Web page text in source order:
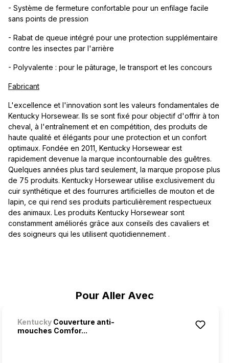
Pour Aller Avec
Kentucky Couverture anti-
mouches Comfor...
- Système de fermeture confortable pour un enfilage facile
sans points de pression
- Rabat de queue intégré pour une protection supplémentaire
contre les insectes par l'arrière
- Polyvalente : pour le pâturage, le transport et les concours
Fabricant
L'excellence et l'innovation sont les valeurs fondamentales de
Kentucky Horsewear. Ils se sont fixé pour objectif d'offrir à ton
cheval, à l'entraînement et en compétition, des produits de
haute qualité et élégants pour une protection et un confort
optimaux. Fondée en 2011, Kentucky Horsewear est
rapidement devenue la marque incontournable des guêtres.
Quelques années plus tard seulement, la marque propose plus
de 75 produits. Kentucky Horsewear utilise exclusivement du
cuir synthétique et des fourrures artificielles de mouton et de
lapin, ce qui rend ses produits particulièrement respectueux
des animaux. Les produits Kentucky Horsewear sont
constamment améliorés grâce aux conseils des cavaliers et
des soigneurs qui les utilisent quotidiennement .